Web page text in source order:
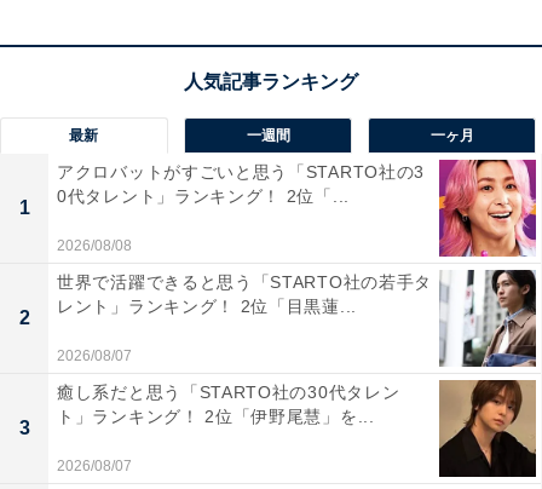
アニメや漫画のレビュー、エンタメトピックスなどを中
心に、オールジャンルで執筆中のライター。時々、店舗
取材などのリポート記事も担当。All AboutおよびAll
About ニュースでのライター歴は5年。
次ページ
20位までの全ランキング結果を見
る
最新 一週間 一ヶ月
1
アクロバットがすごいと思う「STARTO社の3
0代タレント」ランキング！ 2位「...
2026/08/08
2
世界で活躍できると思う「STARTO社の若手タ
レント」ランキング！ 2位「目黒蓮...
2026/08/07
3
癒し系だと思う「STARTO社の30代タレン
ト」ランキング！ 2位「伊野尾慧」を...
2026/08/07